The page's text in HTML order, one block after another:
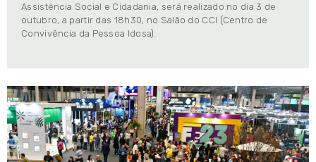
Assistência Social e Cidadania, será realizado no dia 3 de
outubro, a partir das 18h30, no Salão do CCI (Centro de
Convivência da Pessoa Idosa).